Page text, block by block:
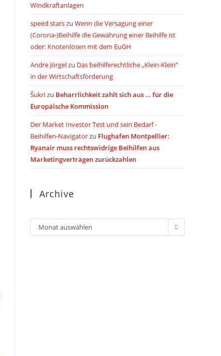
Windkraftanlagen
speed starszu Wenn die Versagung einer
(Corona-)Beihilfe die Gewährung einer Beihilfe ist
oder: Knotenlösen mit dem EuGH
Andre Jörgelzu Das beihilferechtliche „Klein-Klein“
in der Wirtschaftsförderung
Šukrizu Beharrlichkeit zahlt sich aus … für die
Europäische Kommission
Der Market Investor Test und sein Bedarf -
Beihilfen-Navigatorzu Flughafen Montpellier:
Ryanair muss rechtswidrige Beihilfen aus
Marketingverträgen zurückzahlen
Archive
Archiv
Monat auswählen